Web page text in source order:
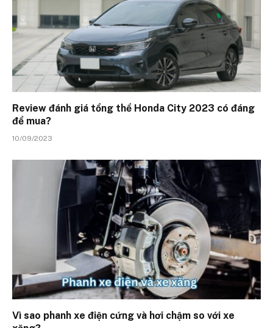
Review đánh giá tổng thể Honda City 2023 có đáng
để mua?
10/09/2023
Vì sao phanh xe điện cứng và hơi chậm so với xe